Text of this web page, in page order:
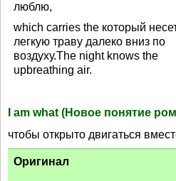
люблю,
which carries the который
легкую траву далеко вниз по
воздуху.The night knows the
upbreathing air.
I am what (Новое понятие
чтобы открыто двигаться
Оригинал